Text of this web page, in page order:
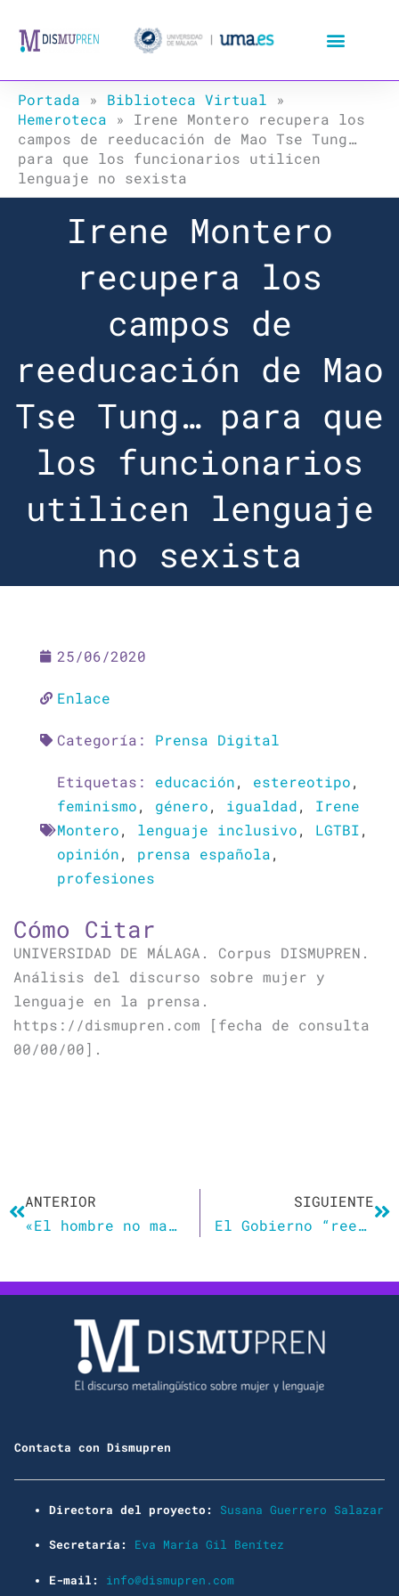
Portada » Biblioteca Virtual »
Hemeroteca » Irene Montero recupera los
campos de reeducación de Mao Tse Tung…
para que los funcionarios utilicen
lenguaje no sexista
Irene Montero
recupera los
campos de
reeducación de Mao
Tse Tung… para que
los funcionarios
utilicen lenguaje
no sexista
25/06/2020
Enlace
Categoría: Prensa Digital
Etiquetas: educación, estereotipo,
feminismo, género, igualdad, Irene
Montero, lenguaje inclusivo, LGTBI,
opinión, prensa española,
profesiones
Cómo Citar
UNIVERSIDAD DE MÁLAGA. Corpus DISMUPREN.
Análisis del discurso sobre mujer y
lenguaje en la prensa.
https://dismupren.com [fecha de consulta
00/00/00].
ANTERIOR
«El hombre no maltrata, maltrata un maltratador»: el discurso de Macarena Olona contra la ley de violencia de género
SIGUIENTE
El Gobierno “reeducará” a los funcionarios con clases de lenguaje no sexista y diversidad LGTBI
Contacta con Dismupren
Directora del proyecto: Susana Guerrero Salazar
Secretaría: Eva María Gil Benítez
E-mail: info@dismupren.com